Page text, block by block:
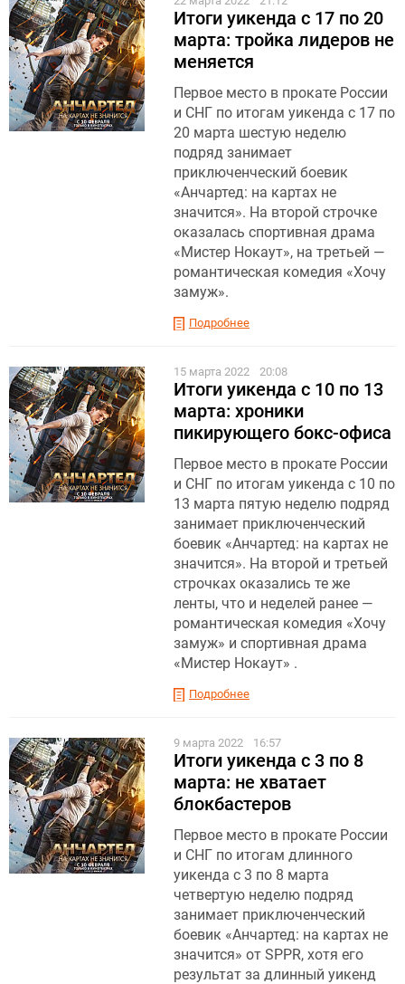
Итоги уикенда с 17 по 20
марта: тройка лидеров не
меняется
Первое место в прокате России
и СНГ по итогам уикенда с 17 по
20 марта шестую неделю
подряд занимает
приключенческий боевик
«Анчартед: на картах не
значится». На второй строчке
оказалась спортивная драма
«Мистер Нокаут», на третьей —
романтическая комедия «Хочу
замуж».
Подробнее
15 марта 2022 20:08
Итоги уикенда с 10 по 13
марта: хроники
пикирующего бокс-офиса
Первое место в прокате России
и СНГ по итогам уикенда с 10 по
13 марта пятую неделю подряд
занимает приключенческий
боевик «Анчартед: на картах не
значится». На второй и третьей
строчках оказались те же
ленты, что и неделей ранее —
романтическая комедия «Хочу
замуж» и спортивная драма
«Мистер Нокаут» .
Подробнее
9 марта 2022 16:57
Итоги уикенда с 3 по 8
марта: не хватает
блокбастеров
Первое место в прокате России
и СНГ по итогам длинного
уикенда с 3 по 8 марта
четвертую неделю подряд
занимает приключенческий
боевик «Анчартед: на картах не
значится» от SPPR, хотя его
результат за длинный уикенд